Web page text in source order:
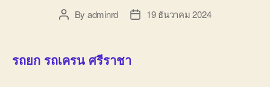
PostBy adminrd
Post19 ธันวาคม 2024
รถยก รถเครน ศรีราชา